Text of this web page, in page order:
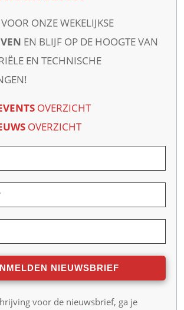
ONZE WEKELIJKSE
EN BLIJF OP DE HOOGTE VAN
EN TECHNISCHE
OVERZICHT
OVERZICHT
voor de nieuwsbrief, ga je